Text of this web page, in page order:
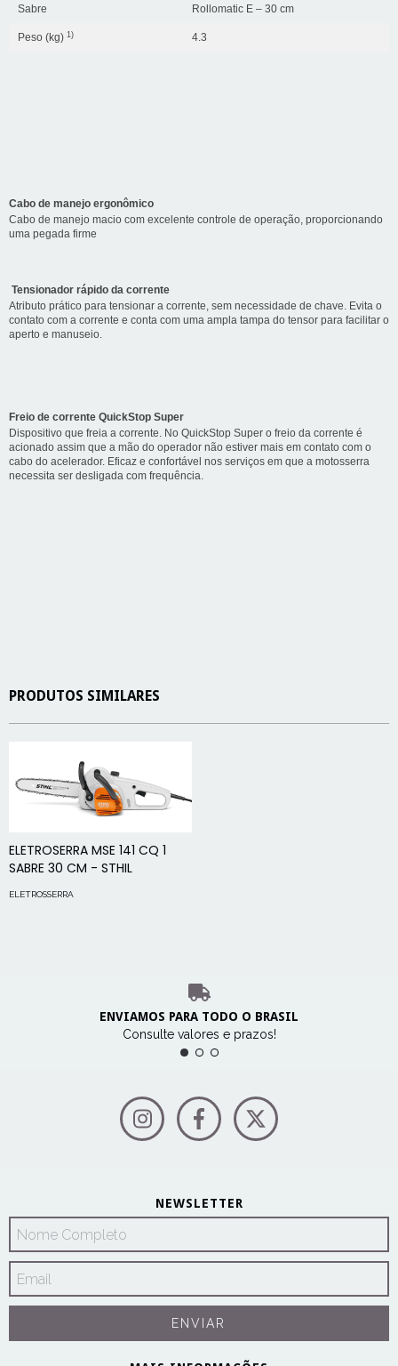
Sabre Rollomatic E – 30 cm
Peso (kg) 1) 4.3
Cabo de manejo ergonômico
Cabo de manejo macio com excelente controle de operação, proporcionando
uma pegada firme
Tensionador rápido da corrente
Atributo prático para tensionar a corrente, sem necessidade de chave. Evita o
contato com a corrente e conta com uma ampla tampa do tensor para facilitar o
aperto e manuseio.
Freio de corrente QuickStop Super
Dispositivo que freia a corrente. No QuickStop Super o freio da corrente é
acionado assim que a mão do operador não estiver mais em contato com o
cabo do acelerador. Eficaz e confortável nos serviços em que a motosserra
necessita ser desligada com frequência.
PRODUTOS SIMILARES
ELETROSERRA MSE 141 CQ 1
SABRE 30 CM - STHIL
ELETROSSERRA
ENVIAMOS PARA TODO O BRASIL
Consulte valores e prazos!
NEWSLETTER